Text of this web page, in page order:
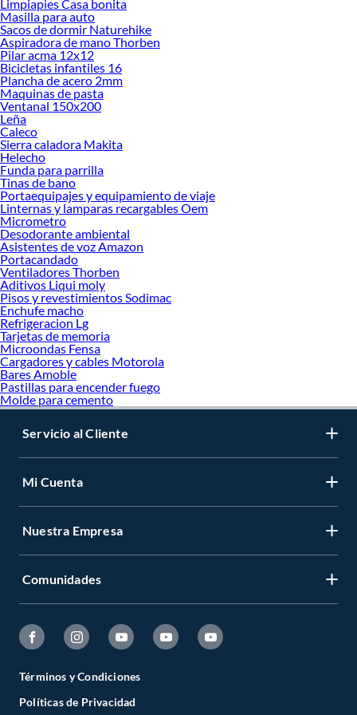
ofrecerte!
Encuentra una amplia variedad de productos de Dormitorio Infantil en Sodimac.
Encuentra todo lo necesario para tus proyectos de renovación y decoración.
¡Visítanos y haz tus ideas realidad!
Limpiapies Casa bonita
Masilla para auto
Sacos de dormir Naturehike
Aspiradora de mano Thorben
Pilar acma 12x12
Bicicletas infantiles 16
Plancha de acero 2mm
Maquinas de pasta
Ventanal 150x200
Leña
Caleco
Sierra caladora Makita
Helecho
Funda para parrilla
Tinas de bano
Portaequipajes y equipamiento de viaje
Linternas y lamparas recargables Oem
Micrometro
Desodorante ambiental
Asistentes de voz Amazon
Portacandado
Ventiladores Thorben
Aditivos Liqui moly
Pisos y revestimientos Sodimac
Enchufe macho
Refrigeracion Lg
Tarjetas de memoria
Microondas Fensa
Cargadores y cables Motorola
Bares Amoble
Pastillas para encender fuego
Molde para cemento
Servicio al Cliente
Mi Cuenta
Nuestra Empresa
Comunidades
Términos y Condiciones
Políticas de Privacidad